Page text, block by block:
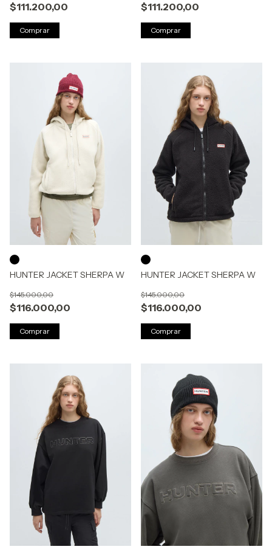
$111.200,00
Comprar
$111.200,00
Comprar
HUNTER JACKET SHERPA W
$116.000,00
$145.000,00
Comprar
HUNTER JACKET SHERPA W
$116.000,00
$145.000,00
Comprar